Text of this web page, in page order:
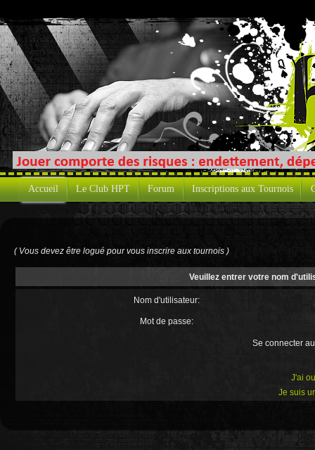
Accueil Le Club HPT Forum Inscriptions aux Tournois
( Vous devez être logué pour vous inscrire aux tournois )
Veuillez entrer votre nom
Nom d'utilisateur:
Mot de passe:
Se connecter
J'ai
Je suis